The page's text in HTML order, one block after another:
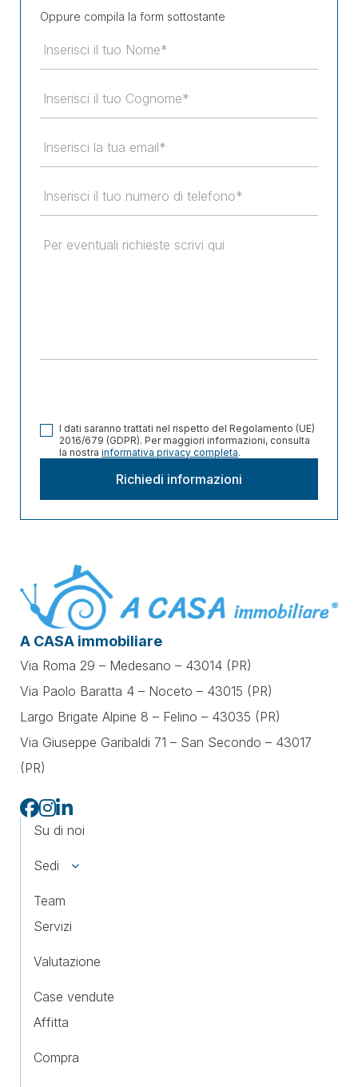
Oppure compila la form sottostante
I dati saranno trattati nel rispetto del Regolamento (UE)
2016/679 (GDPR). Per maggiori informazioni, consulta
la nostra informativa privacy completa.
A CASA immobiliare
Via Roma 29 – Medesano – 43014 (PR)
Via Paolo Baratta 4 – Noceto – 43015 (PR)
Largo Brigate Alpine 8 – Felino – 43035 (PR)
Via Giuseppe Garibaldi 71 – San Secondo – 43017
(PR)
Su di noi
Sedi
Team
Servizi
Valutazione
Case vendute
Affitta
Compra